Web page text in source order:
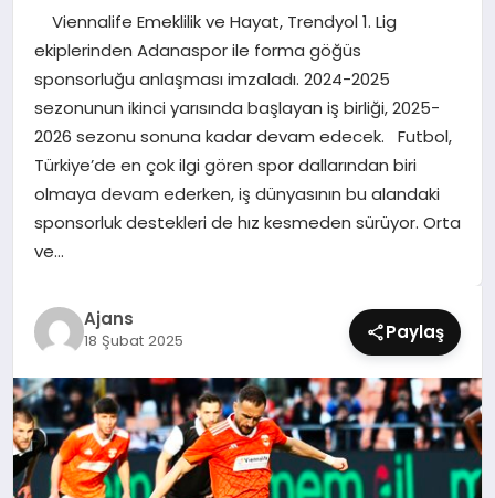
MAGAZIN
SAĞLIK
SIYASET
SPOR
TEKNOLOJI
YAŞAM
Viennalife Emeklilik ve Hayat, Trendyol 1. Lig
ekiplerinden Adanaspor ile forma göğüs
sponsorluğu anlaşması imzaladı. 2024-2025
sezonunun ikinci yarısında başlayan iş birliği, 2025-
2026 sezonu sonuna kadar devam edecek. Futbol,
Türkiye’de en çok ilgi gören spor dallarından biri
olmaya devam ederken, iş dünyasının bu alandaki
sponsorluk destekleri de hız kesmeden sürüyor. Orta
ve…
Ajans
18 Şubat 2025 Paylaş